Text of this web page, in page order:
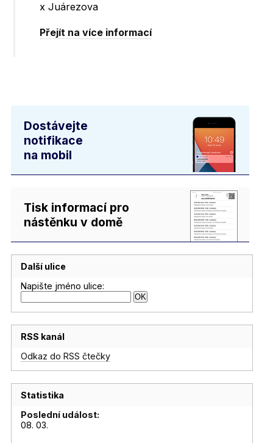
x Juárezova
Přejít na více informací
Dostávejte
notifikace
na mobil
Tisk informací pro
nástěnku v domě
Další ulice
Napište jméno ulice:
RSS kanál
Odkaz do RSS čtečky
Statistika
Poslední událost:
08. 03.